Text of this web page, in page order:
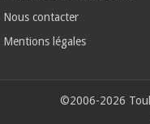
Nous contacter
Mentions légales
©2006-2026